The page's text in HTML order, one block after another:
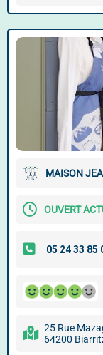
MAISON
OUVERT
25 Rue
64200